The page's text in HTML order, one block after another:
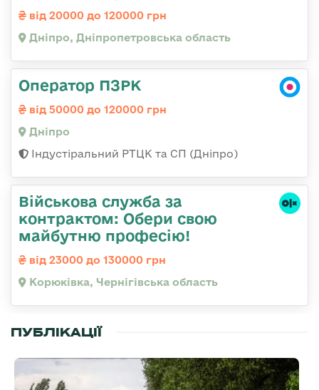
від 20000 до 120000 грн
Дніпро, Дніпропетровська область
Оператор ПЗРК
від 50000 до 120000 грн
Дніпро
Індустіральний РТЦК та СП (Дніпро)
Військова служба за
контрактом: Обери свою
майбутню професію!
від 23000 до 130000 грн
Корюківка, Чернігівська область
ПУБЛІКАЦІЇ